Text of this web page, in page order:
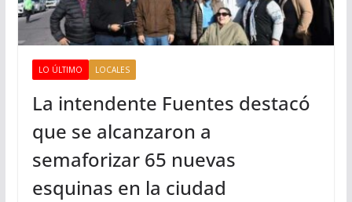
LO ÚLTIMO LOCALES
La intendente Fuentes destacó
que se alcanzaron a
semaforizar 65 nuevas
esquinas en la ciudad